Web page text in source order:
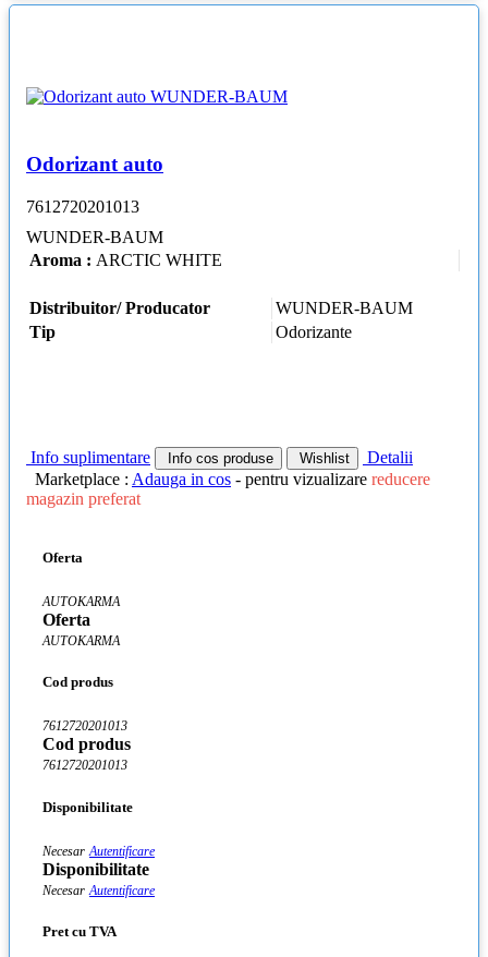
Odorizant auto
7612720201013
WUNDER-BAUM
Aroma : ARCTIC WHITE
Distribuitor/ Producator
WUNDER-BAUM
Tip
Odorizante
Info suplimentare Info cos produse Wishlist
Detalii
Marketplace : Adauga in cos - pentru vizualizare reducere
magazin preferat
Oferta
AUTOKARMA
Oferta
AUTOKARMA
Cod produs
7612720201013
Cod produs
7612720201013
Disponibilitate
Necesar Autentificare
Disponibilitate
Necesar Autentificare
Pret cu TVA